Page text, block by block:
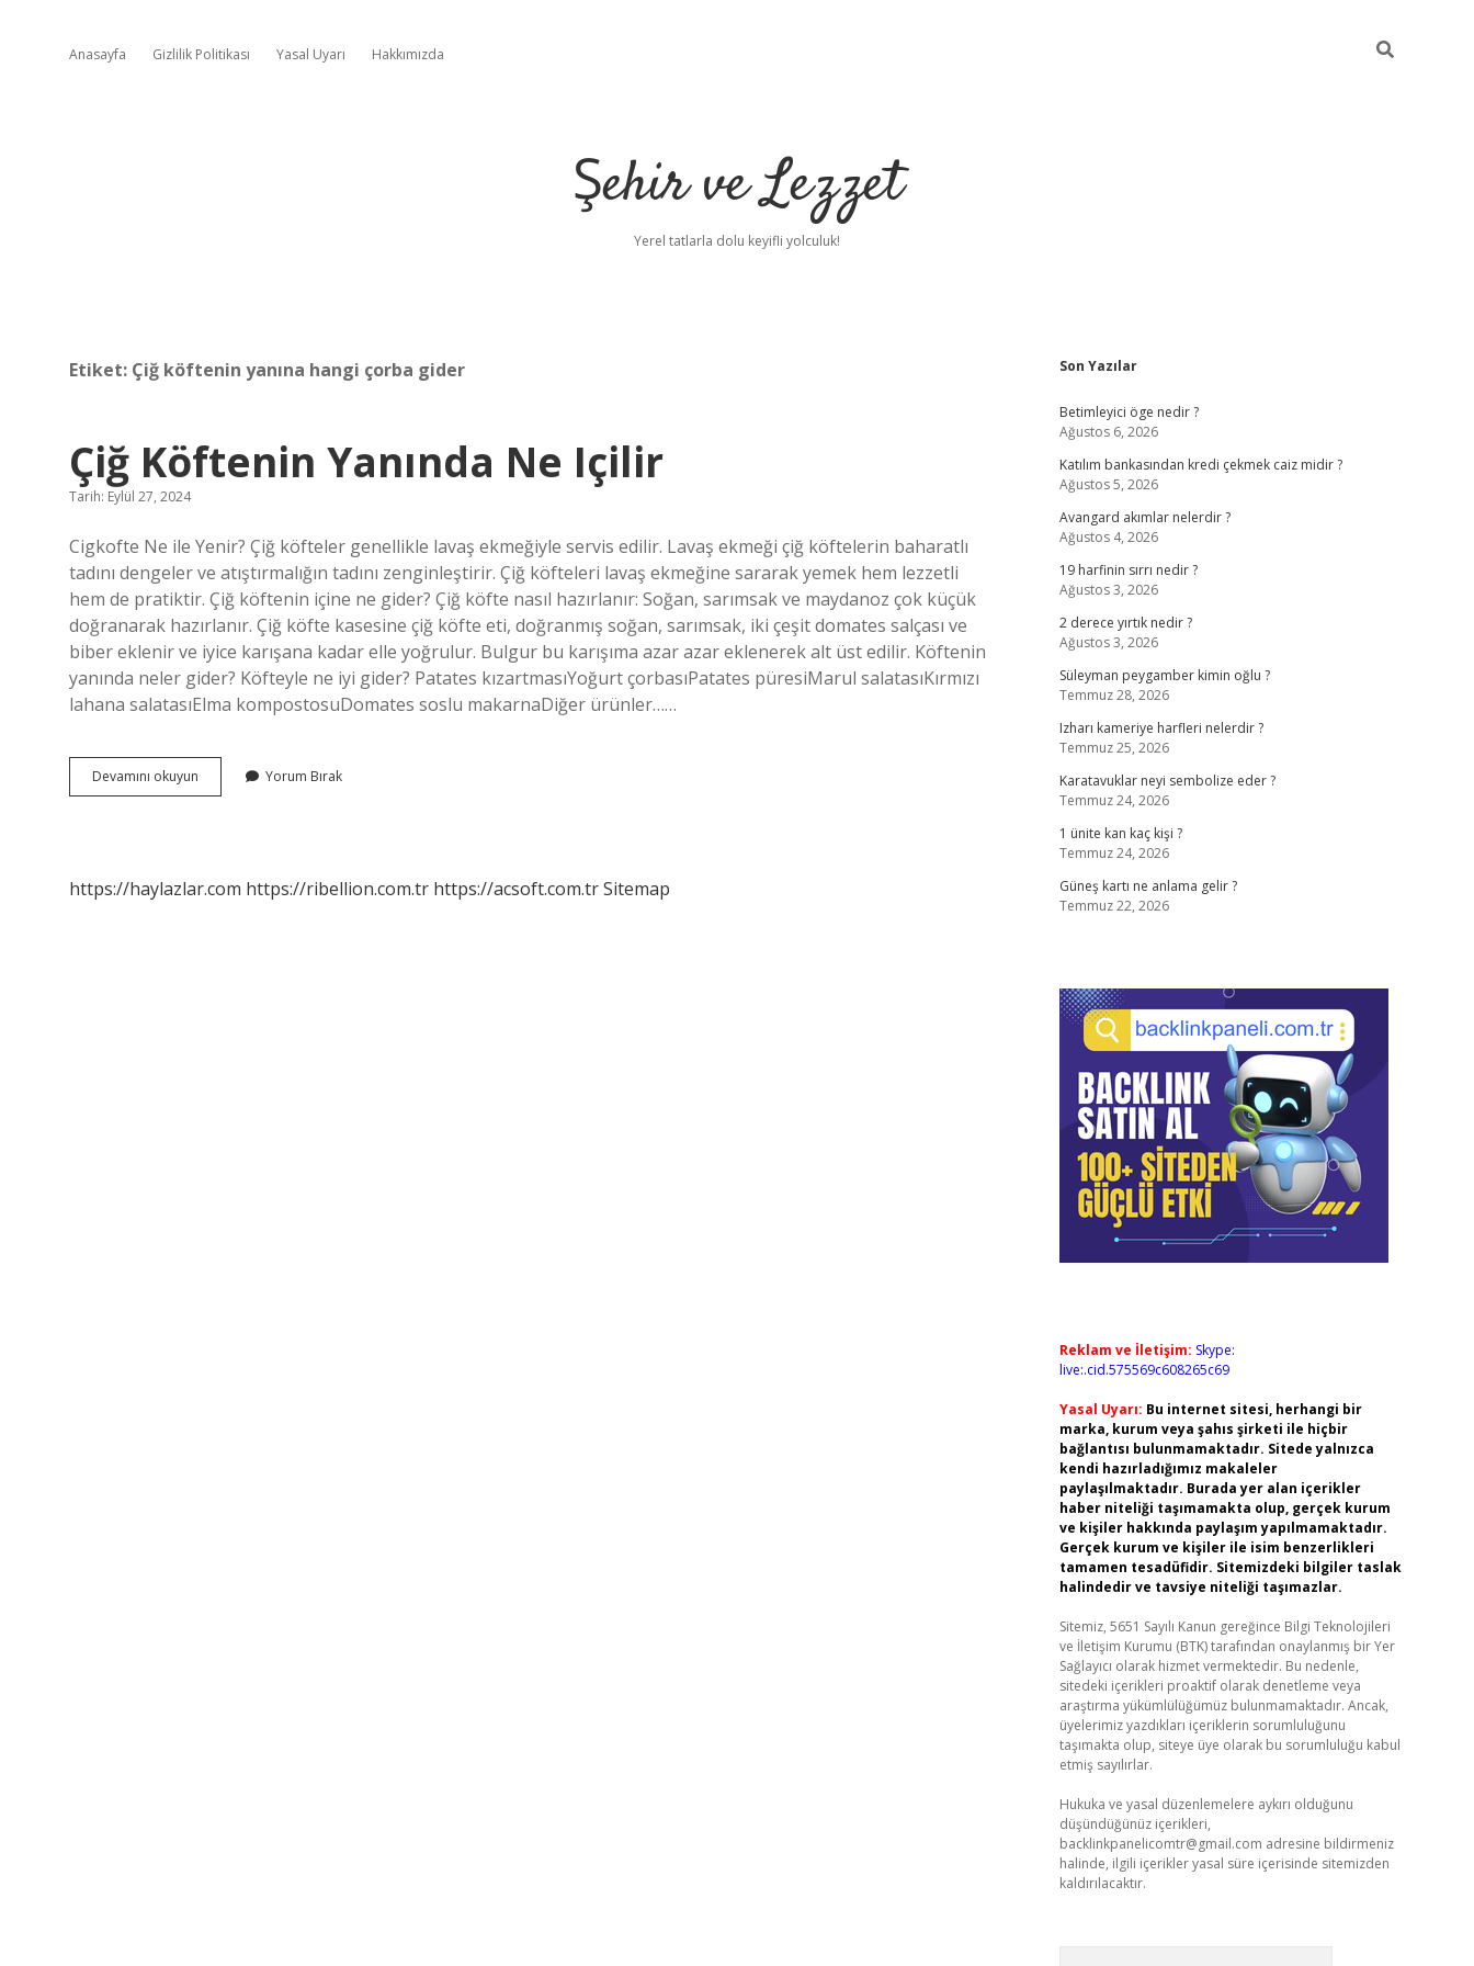
Anasayfa Gizlilik Politikası Yasal Uyarı Hakkımızda
Şehir ve Lezzet
Yerel tatlarla dolu keyifli yolculuk!
Etiket: Çiğ köftenin yanına hangi çorba gider
Çiğ Köftenin Yanında Ne Içilir
Tarih: Eylül 27, 2024
Cigkofte Ne ile Yenir? Çiğ köfteler genellikle lavaş ekmeğiyle servis edilir. Lavaş ekmeği çiğ köftelerin baharatlı
tadını dengeler ve atıştırmalığın tadını zenginleştirir. Çiğ köfteleri lavaş ekmeğine sararak yemek hem lezzetli
hem de pratiktir. Çiğ köftenin içine ne gider? Çiğ köfte nasıl hazırlanır: Soğan, sarımsak ve maydanoz çok küçük
doğranarak hazırlanır. Çiğ köfte kasesine çiğ köfte eti, doğranmış soğan, sarımsak, iki çeşit domates salçası ve
biber eklenir ve iyice karışana kadar elle yoğrulur. Bulgur bu karışıma azar azar eklenerek alt üst edilir. Köftenin
yanında neler gider? Köfteyle ne iyi gider? Patates kızartmasıYoğurt çorbasıPatates püresiMarul salatasıKırmızı
lahana salatasıElma kompostosuDomates soslu makarnaDiğer ürünler……
Devamını okuyun
Köftenin
Yorum Bırak
https://haylazlar.com https://ribellion.com.tr https://acsoft.com.trSitemap
Sidebar
Son Yazılar
Betimleyici öge nedir ?
Ağustos 6, 2026
Katılım bankasından kredi çekmek caiz midir ?
Ağustos 5, 2026
Avangard akımlar nelerdir ?
Ağustos 4, 2026
19 harfinin sırrı nedir ?
Ağustos 3, 2026
2 derece yırtık nedir ?
Ağustos 3, 2026
Süleyman peygamber kimin oğlu ?
Temmuz 28, 2026
Izharı kameriye harfleri nelerdir ?
Temmuz 25, 2026
Karatavuklar neyi sembolize eder ?
Temmuz 24, 2026
1 ünite kan kaç kişi ?
Temmuz 24, 2026
Güneş kartı ne anlama gelir ?
Temmuz 22, 2026
Reklam ve İletişim: Skype:
live:.cid.575569c608265c69
Yasal Uyarı: Bu internet sitesi, herhangi bir
marka, kurum veya şahıs şirketi ile hiçbir
bağlantısı bulunmamaktadır. Sitede yalnızca
kendi hazırladığımız makaleler
paylaşılmaktadır. Burada yer alan içerikler
haber niteliği taşımamakta olup, gerçek kurum
ve kişiler hakkında paylaşım yapılmamaktadır.
Gerçek kurum ve kişiler ile isim benzerlikleri
tamamen tesadüfidir. Sitemizdeki bilgiler taslak
halindedir ve tavsiye niteliği taşımazlar.
Sitemiz, 5651 Sayılı Kanun gereğince Bilgi Teknolojileri
ve İletişim Kurumu (BTK) tarafından onaylanmış bir Yer
Sağlayıcı olarak hizmet vermektedir. Bu nedenle,
sitedeki içerikleri proaktif olarak denetleme veya
araştırma yükümlülüğümüz bulunmamaktadır. Ancak,
üyelerimiz yazdıkları içeriklerin sorumluluğunu
taşımakta olup, siteye üye olarak bu sorumluluğu kabul
etmiş sayılırlar.
Hukuka ve yasal düzenlemelere aykırı olduğunu
düşündüğünüz içerikleri,
backlinkpanelicomtr@gmail.com adresine bildirmeniz
halinde, ilgili içerikler yasal süre içerisinde sitemizden
kaldırılacaktır.